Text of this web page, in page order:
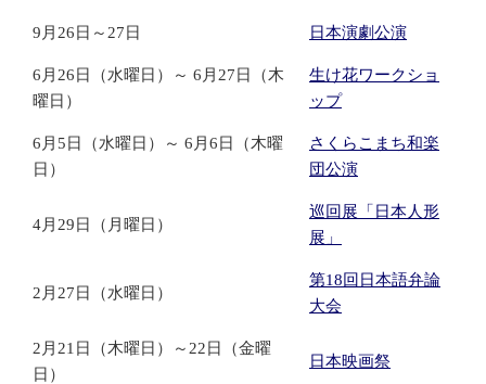
9月26日～27日 日本演劇公演
6月26日（水曜日）～ 6月27日（木
曜日）
生け花ワークショ
ップ
6月5日（水曜日）～ 6月6日（木曜
日）
さくらこまち和楽
団公演
4月29日（月曜日）
巡回展「日本人形
展」
2月27日（水曜日）
第18回日本語弁論
大会
2月21日（木曜日）～22日（金曜
日）
日本映画祭